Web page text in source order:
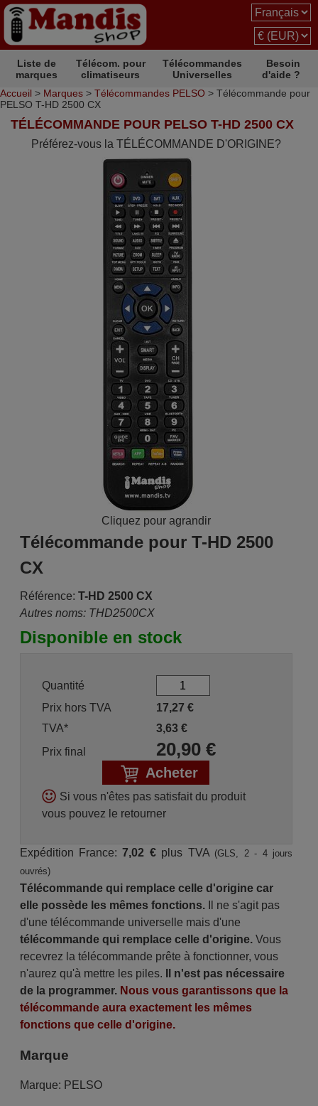
Liste de
marques
Télécom. pour
climatiseurs
Télécommandes
Universelles
Besoin
d'aide ?
Accueil > Marques > Télécommandes PELSO > Télécommande pour
PELSO T-HD 2500 CX
TÉLÉCOMMANDE POUR PELSO T-HD 2500 CX
Préférez-vous la TÉLÉCOMMANDE D'ORIGINE?
Cliquez pour agrandir
Télécommande pour T-HD 2500
CX
Référence: T-HD 2500 CX
Autres noms: THD2500CX
Disponible en stock
Quantité
Prix hors TVA
17,27 €
TVA*
3,63€
Prix final
20,90€
Acheter
Si vous n'êtes pas satisfait du produit
vous pouvez le retourner
Expédition France:7,02 €plus TVA (GLS, 2 - 4 jours
ouvrés)
Télécommande qui remplace celle d'origine car
elle possède les mêmes fonctions.Il ne s'agit pas
d'une télécommande universelle mais d'une
télécommande qui remplace celle d'origine.Vous
recevrez la télécommande prête à fonctionner, vous
n'aurez qu'à mettre les piles.
Il n'est pas nécessaire
de la programmer. Nous vous garantissons que la
télécommande aura exactement les mêmes
fonctions que celle d'origine.
Marque
Marque: PELSO